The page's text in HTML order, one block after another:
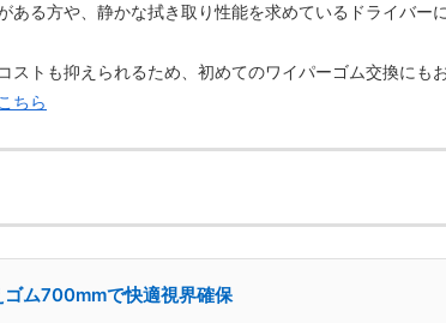
ある方や、静かな拭き取り性能を求めているドライバー
ストも抑えられるため、初めてのワイパーゴム交換にも
ちら
ム700mmで快適視界確保